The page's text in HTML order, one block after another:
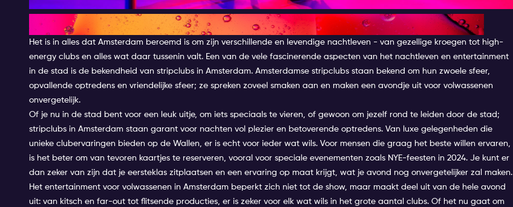
Stripclubs in Amsterdam
Het is in alles dat Amsterdam beroemd is om zijn verschillende en levendige nachtleven - van gezellige kroegen tot high-
energy clubs en alles wat daar tussenin valt. Een van de vele fascinerende aspecten van het nachtleven en entertainment
in de stad is de bekendheid van stripclubs in Amsterdam. Amsterdamse stripclubs staan bekend om hun zwoele sfeer,
opvallende optredens en vriendelijke sfeer; ze spreken zoveel smaken aan en maken een avondje uit voor volwassenen
onvergetelijk.
Of je nu in de stad bent voor een leuk uitje, om iets speciaals te vieren, of gewoon om jezelf rond te leiden door de stad;
stripclubs in Amsterdam staan garant voor nachten vol plezier en betoverende optredens. Van luxe gelegenheden die
unieke clubervaringen bieden op de Wallen, er is echt voor ieder wat wils. Voor mensen die graag het beste willen ervaren,
is het beter om van tevoren kaartjes te reserveren, vooral voor speciale evenementen zoals NYE-feesten in 2024. Je kunt er
dan zeker van zijn dat je eersteklas zitplaatsen en een ervaring op maat krijgt, wat je avond nog onvergetelijker zal maken.
Het entertainment voor volwassenen in Amsterdam beperkt zich niet tot de show, maar maakt deel uit van de hele avond
uit: van kitsch en far-out tot flitsende producties, er is zeker voor elk wat wils in het grote aantal clubs. Of het nu gaat om